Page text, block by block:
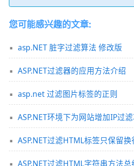
您可能感兴趣的文章:
asp.NET 脏字过滤算法 修改版
ASP.NET过滤器的应用方法介绍
asp.net 过滤图片标签的正则
ASP.NET环境下为网站增加IP过
ASP.NET过滤HTML标签只保留
ASP.NET过滤HTML字符串方法总